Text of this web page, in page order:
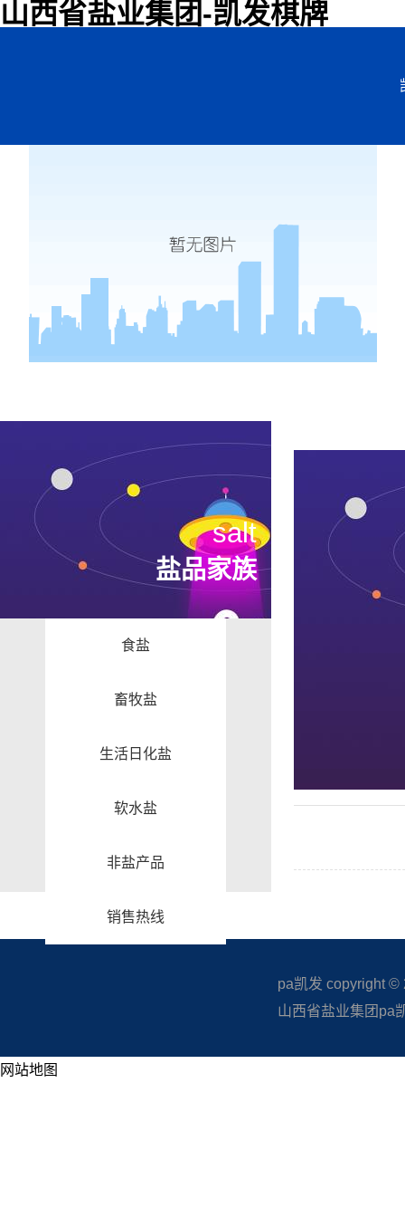
山西省盐业集团-凯发棋牌
salt
盐品家族
食盐
畜牧盐
生活日化盐
软水盐
非盐产品
销售热线
pa凯发 copyright ©
山西省盐业集团pa
网站地图